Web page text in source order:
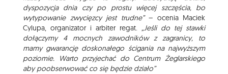
dyspozycja dnia czy po prostu więcej szczęścia, bo
wytypowanie zwycięzcy jest trudne”– ocenia Maciek
Cylupa, organizator i arbiter regat. „Jeśli do tej stawki
dołączymy 4 mocnych zawodników z zagranicy, to
mamy gwarancję doskonałego ścigania na najwyższym
poziomie. Warto przyjechać do Centrum Żeglarskiego
aby poobserwować co się będzie działo”